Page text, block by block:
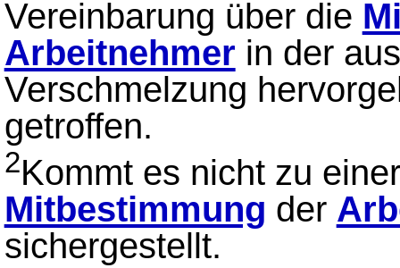
Vereinbarung über die
Arbeitnehmer in der
Verschmelzung
getroffen.
2Kommt es nicht zu
Mitbestimmung der
sichergestellt.